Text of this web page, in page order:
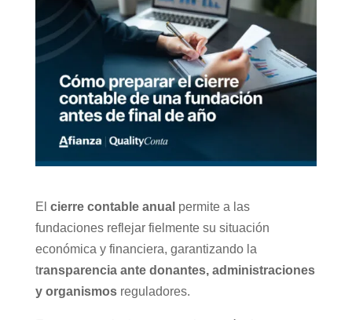
El cierre contable anual permite a las
fundaciones reflejar fielmente su situación
económica y financiera, garantizando la
transparencia ante donantes, administraciones
y organismosreguladores.